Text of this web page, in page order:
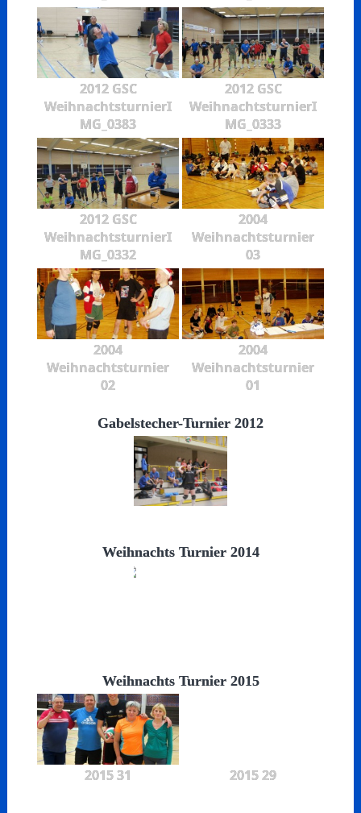
2012 GSC
WeihnachtsturnierI
MG_0383
2012 GSC
WeihnachtsturnierI
MG_0333
2012 GSC
WeihnachtsturnierI
MG_0332
2004
Weihnachtsturnier
03
2004
Weihnachtsturnier
02
2004
Weihnachtsturnier
01
Gabelstecher-Turnier 2012
Weihnachts Turnier 2014
Weihnachts Turnier 2015
2015 31 2015 29